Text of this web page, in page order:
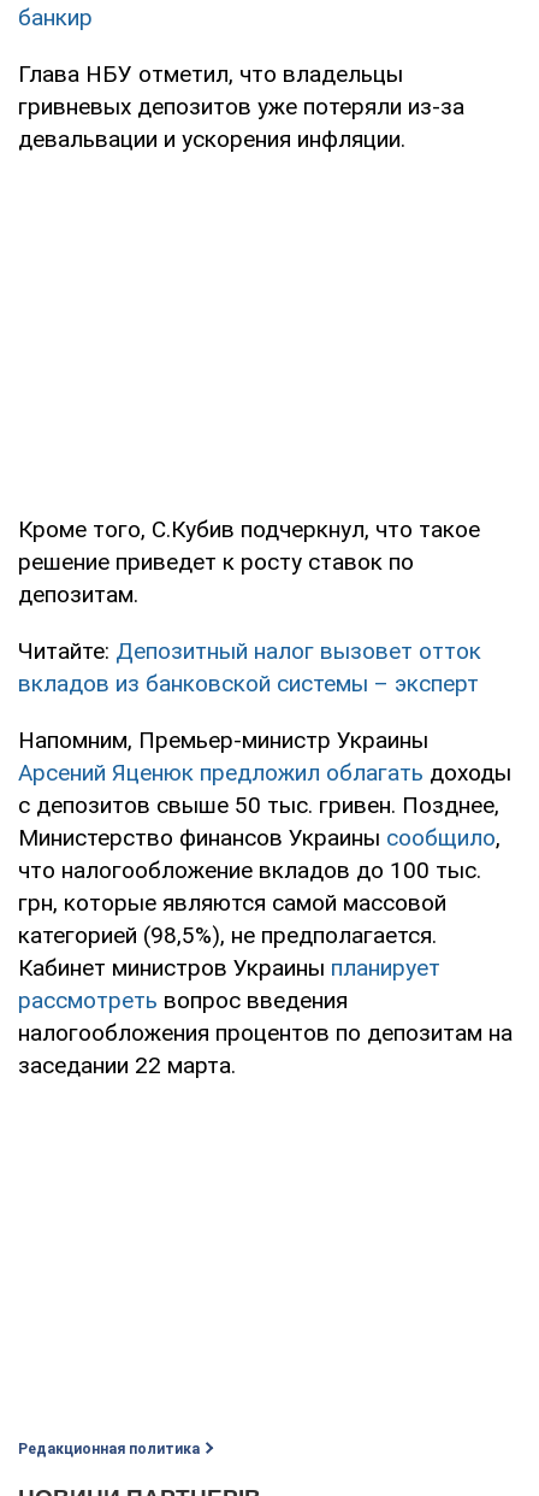
банкир
Глава НБУ отметил, что владельцы
гривневых депозитов уже потеряли из-за
девальвации и ускорения инфляции.
Кроме того, С.Кубив подчеркнул, что такое
решение приведет к росту ставок по
депозитам.
Читайте: Депозитный налог вызовет отток
вкладов из банковской системы – эксперт
Напомним, Премьер-министр Украины
Арсений Яценюк предложил облагать доходы
с депозитов свыше 50 тыс. гривен. Позднее,
Министерство финансов Украины сообщило,
что налогообложение вкладов до 100 тыс.
грн, которые являются самой массовой
категорией (98,5%), не предполагается.
Кабинет министров Украины планирует
рассмотреть вопрос введения
налогообложения процентов по депозитам на
заседании 22 марта.
Редакционная политика